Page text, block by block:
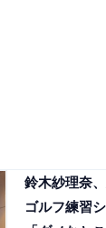
鈴木紗理奈
ゴルフ練習